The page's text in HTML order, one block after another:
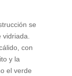
se
con
y la
el verde